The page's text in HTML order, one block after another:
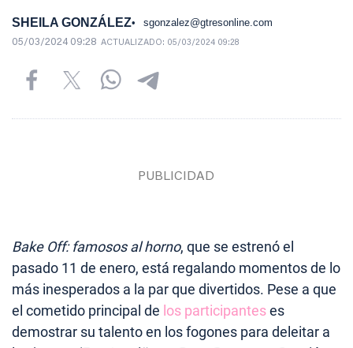
SHEILA GONZÁLEZ sgonzalez@gtresonline.com
05/03/2024 09:28 ACTUALIZADO: 05/03/2024 09:28
Bake Off: famosos al horno, que se estrenó el
pasado 11 de enero, está regalando momentos de lo
más inesperados a la par que divertidos. Pese a que
el cometido principal de los participanteses
demostrar su talento en los fogones para deleitar a